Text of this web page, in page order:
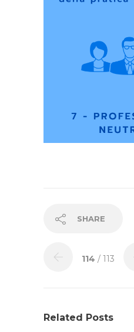
SHARE
114 / 113
Related Posts